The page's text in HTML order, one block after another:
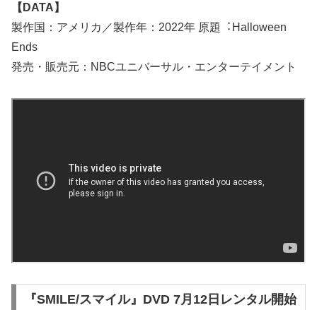
【DATA】
製作国：アメリカ／製作年：2022年 原題︓Halloween
Ends
発売・販売元：NBCユニバーサル・エンターテイメント
『SMILE/スマイル』DVD 7⽉12⽇レンタル開始